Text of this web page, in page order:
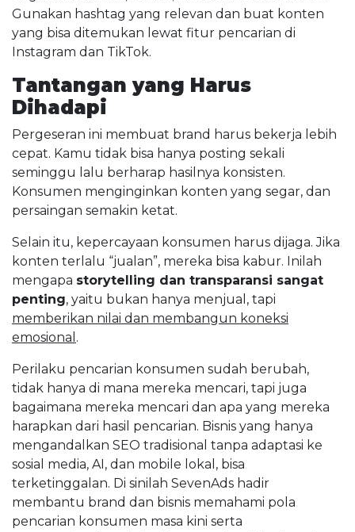
Gunakan hashtag yang relevan dan buat konten
yang bisa ditemukan lewat fitur pencarian di
Instagram dan TikTok.
Tantangan yang Harus
Dihadapi
Pergeseran ini membuat brand harus bekerja lebih
cepat. Kamu tidak bisa hanya posting sekali
seminggu lalu berharap hasilnya konsisten.
Konsumen menginginkan konten yang segar, dan
persaingan semakin ketat.
Selain itu, kepercayaan konsumen harus dijaga. Jika
konten terlalu “jualan”, mereka bisa kabur. Inilah
mengapa storytelling dan transparansi sangat
penting, yaitu bukan hanya menjual, tapi
memberikan nilai dan membangun koneksi
emosional .
Perilaku pencarian konsumen sudah berubah,
tidak hanya di mana mereka mencari, tapi juga
bagaimana mereka mencari dan apa yang mereka
harapkan dari hasil pencarian. Bisnis yang hanya
mengandalkan SEO tradisional tanpa adaptasi ke
sosial media, AI, dan mobile lokal, bisa
terketinggalan. Di sinilah SevenAds hadir
membantu brand dan bisnis memahami pola
pencarian konsumen masa kini serta